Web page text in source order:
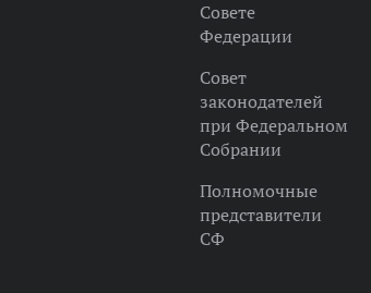
Совете
Федерации
Совет
законодателей
при Федеральном
Собрании
Полномочные
представители
СФ